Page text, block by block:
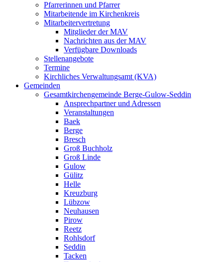
Pfarrerinnen und Pfarrer
Mitarbeitende im Kirchenkreis
Mitarbeitervertretung
Mitglieder der MAV
Nachrichten aus der MAV
Verfügbare Downloads
Stellenangebote
Termine
Kirchliches Verwaltungsamt (KVA)
Gemeinden
Gesamtkirchengemeinde Berge-Gulow-Seddin
Ansprechpartner und Adressen
Veranstaltungen
Baek
Berge
Bresch
Groß Buchholz
Groß Linde
Gulow
Gülitz
Helle
Kreuzburg
Lübzow
Neuhausen
Pirow
Reetz
Rohlsdorf
Seddin
Tacken